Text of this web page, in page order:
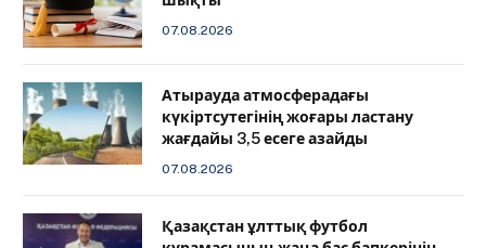
07.08.2026
Атырауда атмосферадағы
күкіртсутегінің жоғары ластану
жағдайы 3,5 есеге азайды
07.08.2026
Қазақстан ұлттық футбол